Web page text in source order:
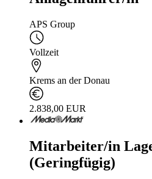
APS Group
Vollzeit
Krems an der Donau
2.838,00 EUR
Mitarbeiter/in
(Geringfügig)